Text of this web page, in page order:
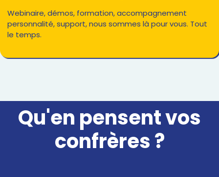
Webinaire, démos, formation, accompagnement
personnalité, support, nous sommes là pour vous. Tout
le temps.
Qu'en pensentvos
confrères?